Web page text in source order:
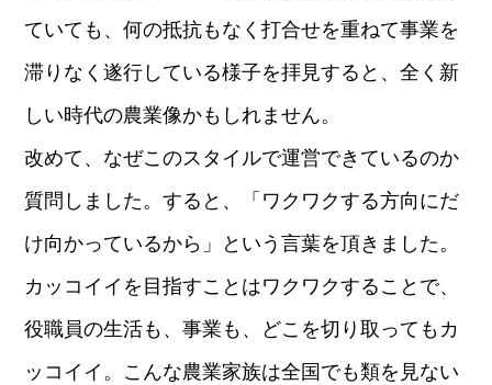
ていても、何の抵抗もなく打合せを重ねて事業を
滞りなく遂行している様子を拝見すると、全く新
しい時代の農業像かもしれません。
改めて、なぜこのスタイルで運営できているのか
質問しました。すると、「ワクワクする方向にだ
け向かっているから」という言葉を頂きました。
カッコイイを目指すことはワクワクすることで、
役職員の生活も、事業も、どこを切り取ってもカ
ッコイイ。こんな農業家族は全国でも類を見ない